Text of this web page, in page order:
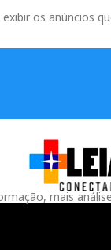
os anúncios
mais